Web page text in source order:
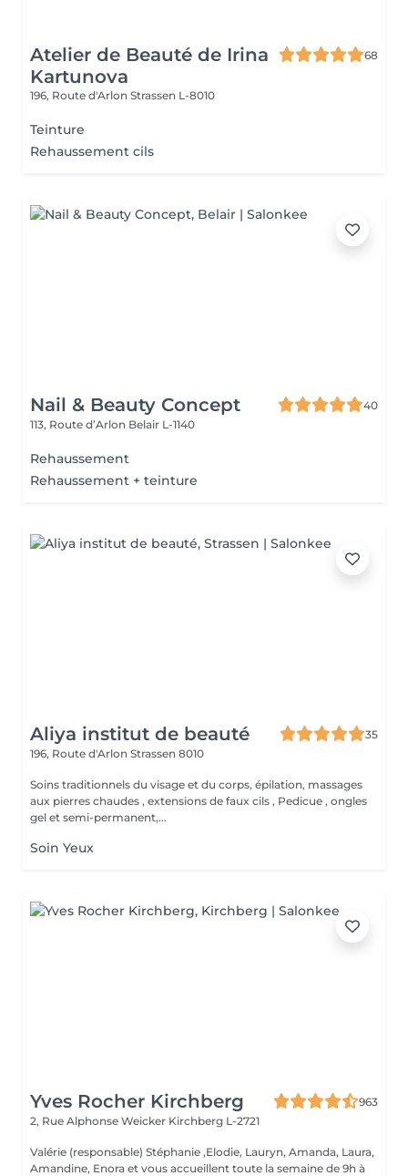
Atelier de Beauté de Irina
Kartunova
68
196, Route d'Arlon Strassen L-8010
Teinture
Rehaussement cils
Nail & Beauty Concept
40
113, Route d’Arlon Belair L-1140
Rehaussement
Rehaussement + teinture
Aliya institut de beauté
35
196, Route d'Arlon Strassen 8010
Soins traditionnels du visage et du corps, épilation, massages
aux pierres chaudes , extensions de faux cils , Pedicue , ongles
gel et semi-permanent,...
Soin Yeux
Yves Rocher Kirchberg
963
2, Rue Alphonse Weicker Kirchberg L-2721
Valérie (responsable) Stéphanie ,Elodie, Lauryn, Amanda, Laura,
Amandine, Enora et vous accueillent toute la semaine de 9h à